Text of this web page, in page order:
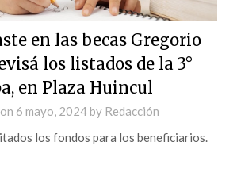
en las becas Gregorio
los listados de la 3°
en Plaza Huincul
6 mayo, 2024by Redacción
los fondos para los beneficiarios.